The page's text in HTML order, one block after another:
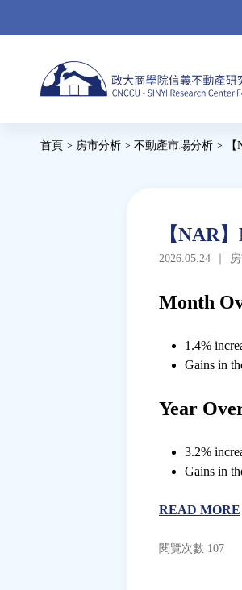
首頁 > 房市分析 > 不動產市場分析 >
to
Back
【NAR
2026.05.24
Month
1.4%
Gains in
Year
3.2%
Gains in
READ MORE
閱覽次數 107